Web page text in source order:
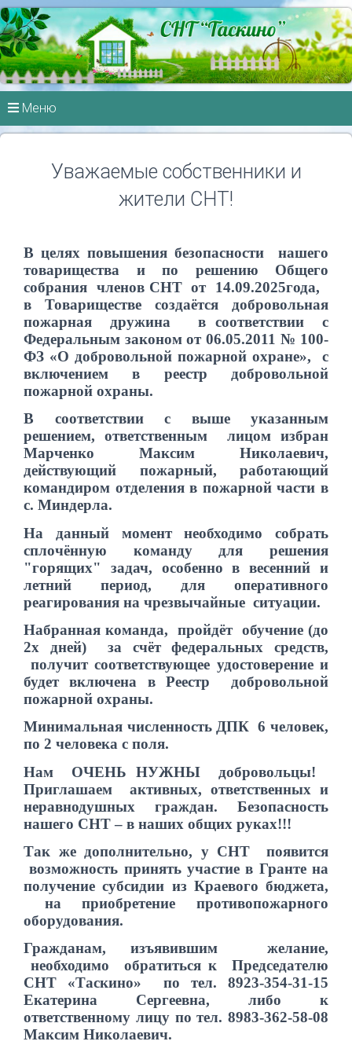
Меню
Уважаемые собственники и
жители СНТ!
В целях повышения безопасности нашего
товарищества и по решению Общего
собрания членов СНТ от 14.09.2025года,
в Товариществе создаётся добровольная
пожарная дружина в соответствии с
Федеральным законом от 06.05.2011 № 100-
ФЗ «О добровольной пожарной охране», с
включением в реестр добровольной
пожарной охраны.
В соответствии с выше указанным
решением, ответственным лицом избран
Марченко Максим Николаевич,
действующий пожарный, работающий
командиром отделения в пожарной части в
с. Миндерла.
На данный момент необходимо собрать
сплочённую команду для решения
"горящих" задач, особенно в весенний и
летний период, для оперативного
реагирования на чрезвычайные ситуации.
Набранная команда, пройдёт обучение (до
2х дней) за счёт федеральных средств,
получит соответствующее удостоверение и
будет включена в Реестр добровольной
пожарной охраны.
Минимальная численность ДПК 6 человек,
по 2 человека с поля.
Нам ОЧЕНЬ НУЖНЫ добровольцы!
Приглашаем активных, ответственных и
неравнодушных граждан. Безопасность
нашего СНТ – в наших общих руках!!!
Так же дополнительно, у СНТ появится
возможность принять участие в Гранте на
получение субсидии из Краевого бюджета,
на приобретение противопожарного
оборудования.
Гражданам, изъявившим желание,
необходимо обратиться к Председателю
СНТ «Таскино» по тел. 8923-354-31-15
Екатерина Сергеевна, либо к
ответственному лицу по тел. 8983-362-58-08
Максим Николаевич.